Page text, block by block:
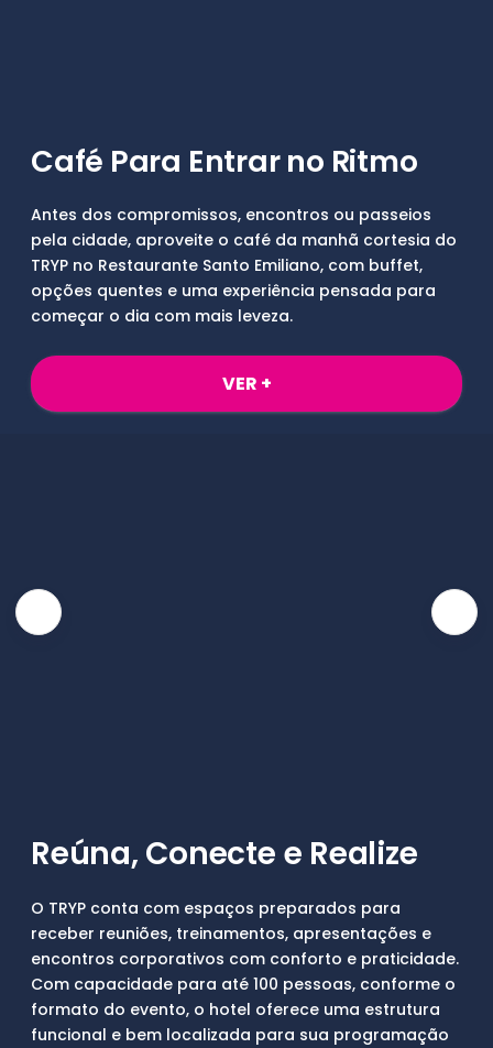
Café Para Entrar no Ritmo
Antes dos compromissos, encontros ou passeios
pela cidade, aproveite o café da manhã cortesia do
TRYP no Restaurante Santo Emiliano, com buffet,
opções quentes e uma experiência pensada para
começar o dia com mais leveza.
VER +
Reúna, Conecte e Realize
O TRYP conta com espaços preparados para
receber reuniões, treinamentos, apresentações e
encontros corporativos com conforto e praticidade.
Com capacidade para até 100 pessoas, conforme o
formato do evento, o hotel oferece uma estrutura
funcional e bem localizada para sua programação